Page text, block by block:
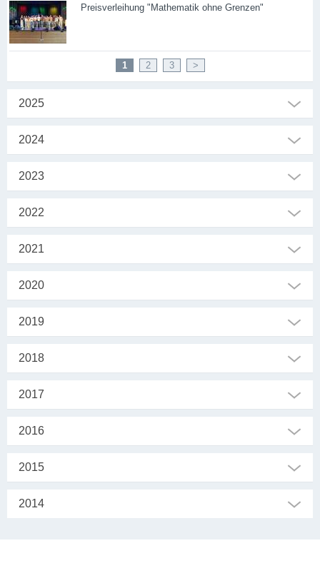
Preisverleihung "Mathematik ohne Grenzen"
1 2 3 >
2025
2024
2023
2022
2021
2020
2019
2018
2017
2016
2015
2014